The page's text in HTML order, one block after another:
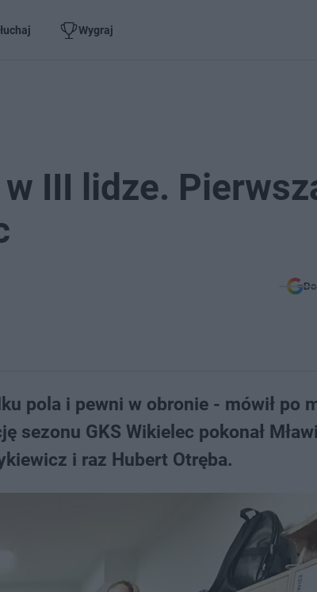
Wygraj
III lidze.
pola i pewni w obronie - mówił po
sezonu GKS Wikielec pokonał
i raz Hubert Otręba.